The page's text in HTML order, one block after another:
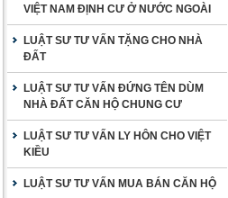
VIỆT NAM ĐỊNH CƯ Ở NƯỚC NGOÀI
LUẬT SƯ TƯ VẤN TẶNG CHO NHÀ
ĐẤT
LUẬT SƯ TƯ VẤN ĐỨNG TÊN DÙM
NHÀ ĐẤT CĂN HỘ CHUNG CƯ
LUẬT SƯ TƯ VẤN LY HÔN CHO VIỆT
KIỀU
LUẬT SƯ TƯ VẤN MUA BÁN CĂN HỘ